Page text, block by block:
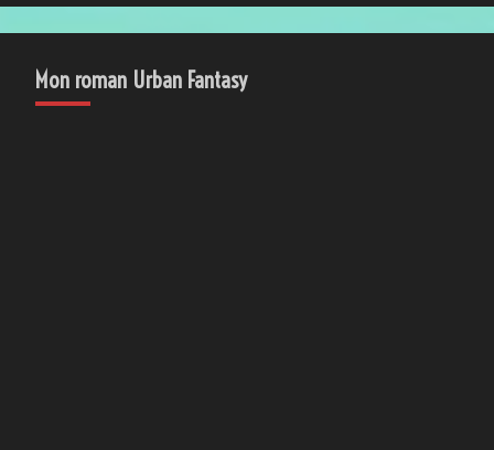
Mon roman Urban Fantasy